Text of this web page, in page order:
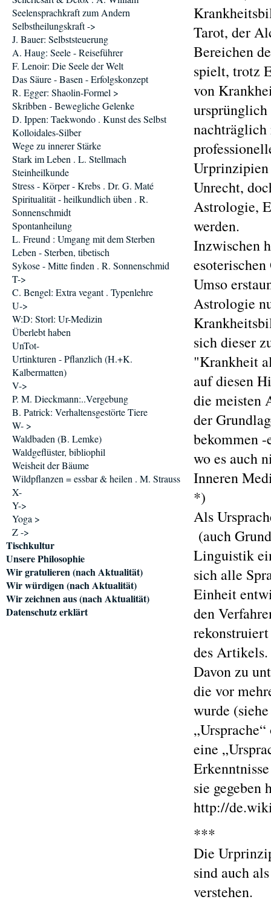
Tarot, der
Bereichen
spielt, trotz
von
nachträglich
Urprinzipien
Unrecht,
Astrologie,
werden.
Inzwischen
Umso
Astrologie
sich dieser
"Krankheit
auf diesen
die meisten
der
bekommen
wo es auch
Inneren
*)
Als
(auch
Linguistik
sich alle
Einheit
den
des Artikels.
Davon zu
die vor
wurde
eine
sie gegeben
http://
***
Die
sind auch
verstehen.
Seelensprachkraft zum Andern
Selbstheilungskraft ->
J. Bauer: Selbststeuerung
A. Haug: Seele - Reiseführer
F. Lenoir: Die Seele der Welt
Das Säure - Basen - Erfolgskonzept
R. Egger: Shaolin-Formel >
Skribben - Bewegliche Gelenke
D. Ippen: Taekwondo . Kunst des Selbst
Kolloidales-Silber
Wege zu innerer Stärke
Stark im Leben . L. Stellmach
Steinheilkunde
Stress - Körper - Krebs . Dr. G. Maté
Spiritualität - heilkundlich üben . R.
Sonnenschmidt
Spontanheilung
L. Freund : Umgang mit dem Sterben
Leben - Sterben, tibetisch
Sykose - Mitte finden . R. Sonnenschmid
T->
C. Bengel: Extra vegant . Typenlehre
U->
W:D: Storl: Ur-Medizin
Überlebt haben
UnTot-
Urtinkturen - Pflanzlich (H.+K.
Kalbermatten)
V->
P. M. Dieckmann:..Vergebung
B. Patrick: Verhaltensgestörte Tiere
W- >
Waldbaden (B. Lemke)
Waldgeflüster, bibliophil
Weisheit der Bäume
Wildpflanzen = essbar & heilen . M. Strauss
X-
Y->
Yoga >
Z ->
Tischkultur
Unsere Philosophie
Wir gratulieren (nach Aktualität)
Wir würdigen (nach Aktualität)
Wir zeichnen aus (nach Aktualität)
Datenschutz erklärt